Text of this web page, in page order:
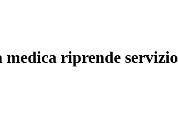
medica riprende servizio